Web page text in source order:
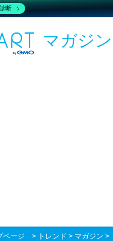
マガジン
ページ > トレンド > マガジン >
断